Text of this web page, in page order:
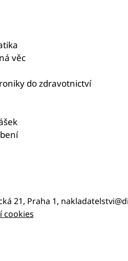
věc
do zdravotnictví
21, Praha 1,
cookies